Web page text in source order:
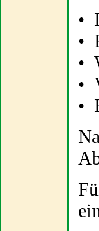
•
•
•
•
•